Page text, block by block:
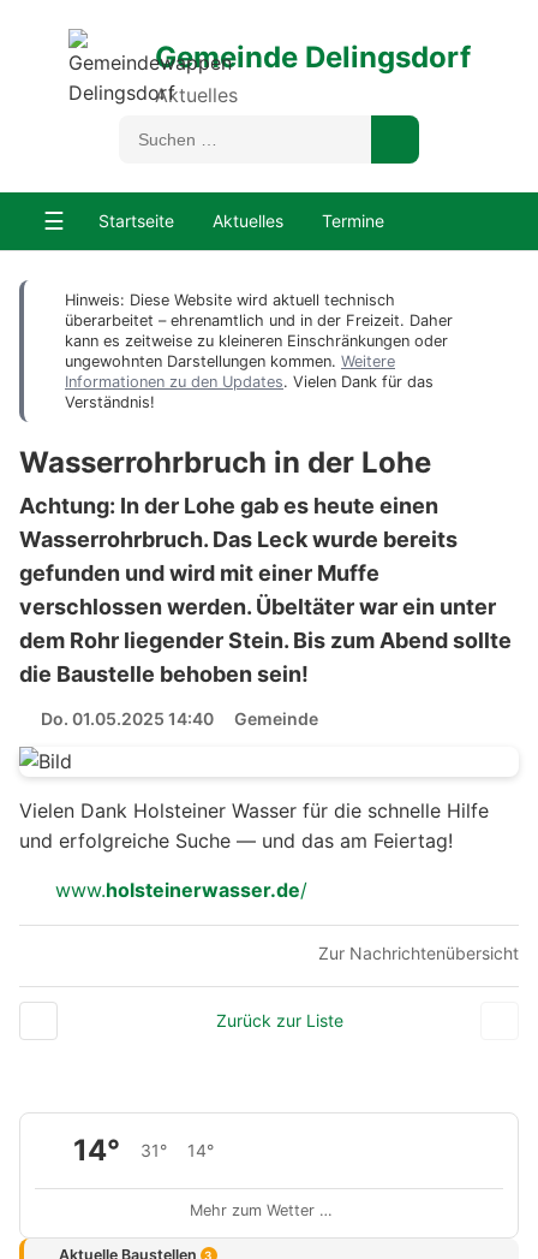
Gemeinde Delingsdorf
Aktuelles
☰ Startseite Aktuelles Termine
Hinweis: Diese Website wird aktuell technisch
überarbeitet – ehrenamtlich und in der Freizeit. Daher
kann es zeitweise zu kleineren Einschränkungen oder
ungewohnten Darstellungen kommen. Weitere
Informationen zu den Updates. Vielen Dank für das
Verständnis!
Wasserrohrbruch in der Lohe
Achtung: In der Lohe gab es heute einen
Wasserrohrbruch. Das Leck wurde bereits
gefunden und wird mit einer Muffe
verschlossen werden. Übeltäter war ein unter
dem Rohr liegender Stein. Bis zum Abend sollte
die Baustelle behoben sein!
Do. 01.05.2025 14:40 Gemeinde
Vielen Dank Holsteiner Wasser für die schnelle Hilfe
und erfolgreiche Suche — und das am Feiertag!
www.holsteinerwasser.de/
Zur Nachrichtenübersicht
Zurück zur Liste
14° 31° 14°
Mehr zum Wetter …
Aktuelle Baustellen 3